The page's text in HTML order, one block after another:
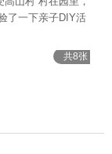
张*华 2020-10-07
们主要看上这里的
们都玩的特别开
山村“村在园里，